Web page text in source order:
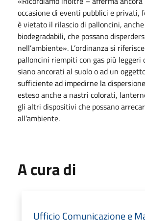
occasione di eventi pubblici e privati,
è vietato il rilascio di palloncini,
biodegradabili, che possano
nell’ambiente». L’ordinanza si
palloncini riempiti con gas più leggeri
siano ancorati al suolo o ad un
sufficiente ad impedirne la
esteso anche a nastri colorati,
gli altri dispositivi che possano
all’ambiente.
A cura di
Ufficio Comunicazione e